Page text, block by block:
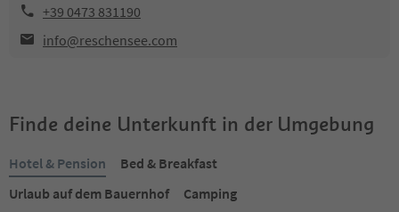
+39 0473 831190
info@reschensee.com
Finde deine Unterkunft in der Umgebung
Hotel & Pension
Bed & Breakfast
Urlaub auf dem Bauernhof
Camping